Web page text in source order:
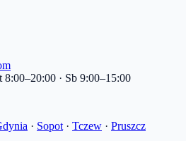
8:00–20:00 · Sb 9:00–15:00
· Sopot · Tczew · Pruszcz